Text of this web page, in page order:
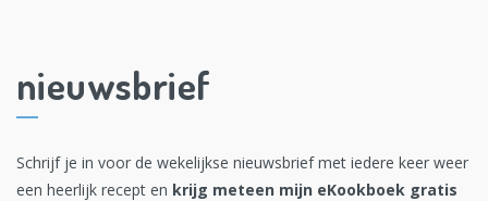
nieuwsbrief
Schrijf je in voor de wekelijkse nieuwsbrief met iedere keer weer
een heerlijk recept en krijg meteen mijn eKookboek gratis